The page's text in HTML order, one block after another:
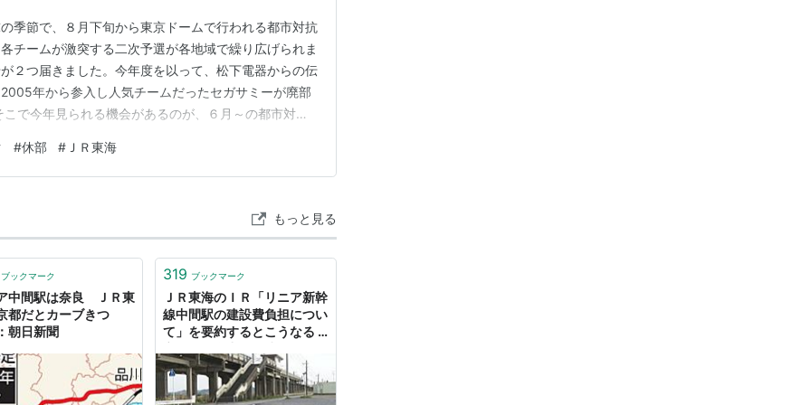
季節で、８月下旬から東京ドームで行われる都市対抗
チームが激突する二次予選が各地域で繰り広げられま
２つ届きました。今年度を以って、松下電器からの伝
年から参入し人気チームだったセガサミーが廃部
で今年見られる機会があるのが、６月～の都市対抗
のチャンスがあるのですが、果たして勝ち進めるの
観戦 各地区の試合日程で…
#休部 # ＪＲ東海
もっと見る
ブックマーク
中間駅は奈良 ＪＲ東
都だとカーブきつ
朝日新聞
319 ブックマーク
ＪＲ東海のＩＲ「リニア新幹
線中間駅の建設費負担につい
て」を要約するとこうなる :